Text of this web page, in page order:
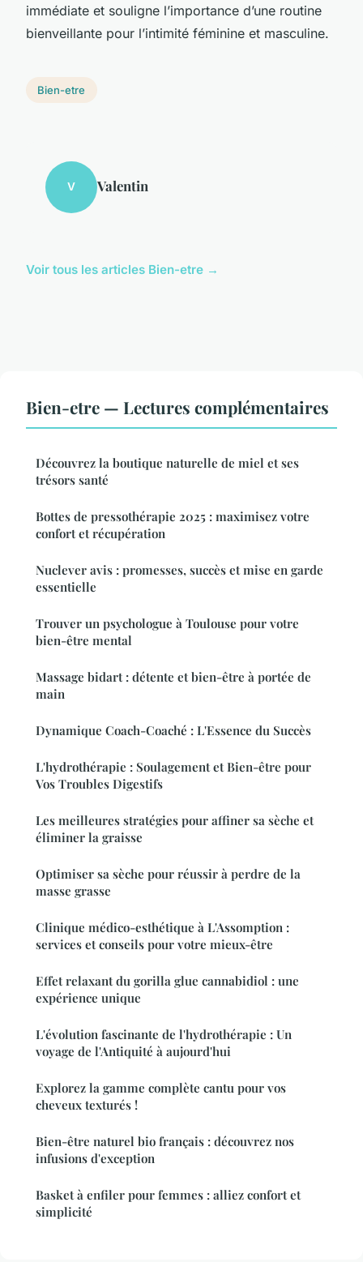
immédiate et souligne l’importance d’une routine
bienveillante pour l’intimité féminine et masculine.
Bien-etre
V Valentin
Voir tous les articles Bien-etre →
Bien-etre — Lectures complémentaires
Découvrez la boutique naturelle de miel et ses
trésors santé
Bottes de pressothérapie 2025 : maximisez votre
confort et récupération
Nuclever avis : promesses, succès et mise en garde
essentielle
Trouver un psychologue à Toulouse pour votre
bien-être mental
Massage bidart : détente et bien-être à portée de
main
Dynamique Coach-Coaché : L'Essence du Succès
L'hydrothérapie : Soulagement et Bien-être pour
Vos Troubles Digestifs
Les meilleures stratégies pour affiner sa sèche et
éliminer la graisse
Optimiser sa sèche pour réussir à perdre de la
masse grasse
Clinique médico-esthétique à L'Assomption :
services et conseils pour votre mieux-être
Effet relaxant du gorilla glue cannabidiol : une
expérience unique
L'évolution fascinante de l'hydrothérapie : Un
voyage de l'Antiquité à aujourd'hui
Explorez la gamme complète cantu pour vos
cheveux texturés !
Bien-être naturel bio français : découvrez nos
infusions d'exception
Basket à enfiler pour femmes : alliez confort et
simplicité